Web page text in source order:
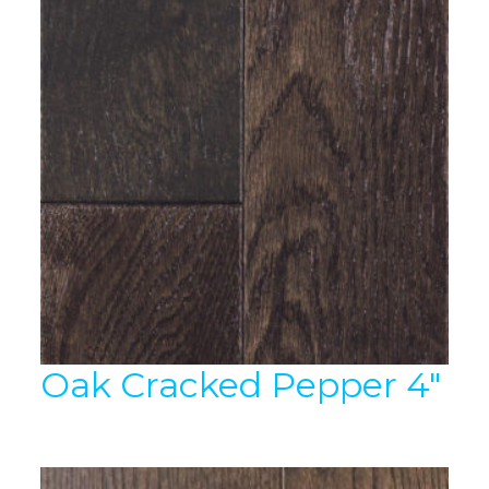
Oak Cracked Pepper 4″